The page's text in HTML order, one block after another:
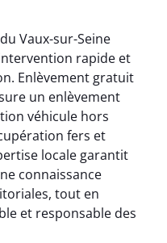
Vaux-sur-Seine
rapide et
Enlèvement gratuit
un enlèvement
véhicule hors
fers et
locale garantit
connaissance
tout en
et responsable des